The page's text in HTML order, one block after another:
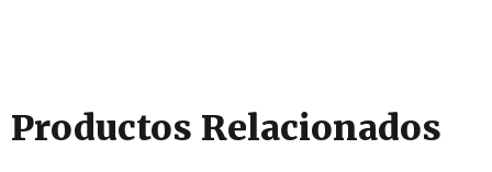
Productos Relacionados